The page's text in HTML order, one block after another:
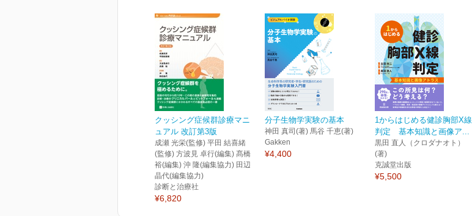
クッシング症候群診療マニ
ュアル 改訂第3版
成瀬 光栄(監修) 平田 結喜緒
(監修) 方波見 卓行(編集) 髙橋
裕(編集) 沖 隆(編集協力) 田辺
晶代(編集協力)
診断と治療社
¥6,820
分子生物学実験の基本
神田 真司(著) 馬谷 千恵(著)
Gakken
¥4,400
1からはじめる健診胸部X線
判定 基本知識と画像ア...
黒田 直人（クロダナオト）
(著)
克誠堂出版
¥5,500